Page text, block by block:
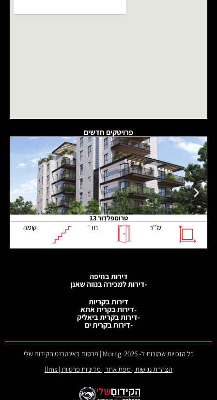
פרויטקים חדשים
טרומפלדור 13
מ''ר
חד' קומה
דירות בחיפה
-דירות למכירה בנווה שאנן
דירות בקריות
-דירות בקרית אתא
-דירות בקרית ביאליק
-דירות בקרית ים
כל הזכויות שמורות ל- 2026 .Morag |
פרסום באינטרנט הקידום שלי
הצהרת נגישות | מפת אתר | מדיניות פרטיות |
llms